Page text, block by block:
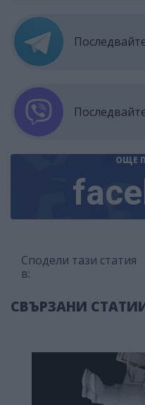
ОЩЕ
Сподели тази статия
в:
СВЪРЗАНИ